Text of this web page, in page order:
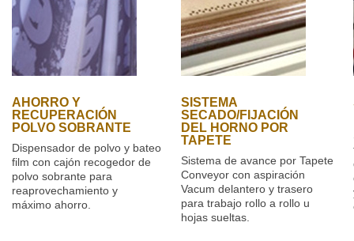
AHORRO Y
RECUPERACIÓN
POLVO SOBRANTE
Dispensador de polvo y bateo
film con cajón recogedor de
polvo sobrante para
reaprovechamiento y
máximo ahorro.
SISTEMA
SECADO/FIJACIÓN
DEL HORNO POR
TAPETE
Sistema de avance por Tapete
Conveyor con aspiración
Vacum delantero y trasero
para trabajo rollo a rollo u
hojas sueltas.